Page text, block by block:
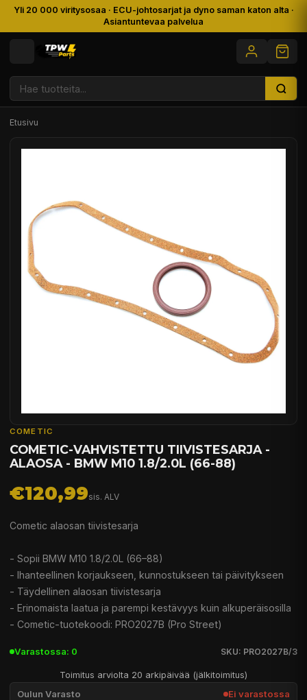
Yli 20 000 viritysosaa · ECU-johtosarjat ja dyno saman katon alta ·
Asiantuntevaa palvelua
Etusivu
COMETIC
COMETIC-VAHVISTETTU TIIVISTESARJA -
ALAOSA - BMW M10 1.8/2.0L (66-88)
€120,99sis. ALV
Cometic alaosan tiivistesarja
- Sopii BMW M10 1.8/2.0L (66–88)
- Ihanteellinen korjaukseen, kunnostukseen tai päivitykseen
- Täydellinen alaosan tiivistesarja
- Erinomaista laatua ja parempi kestävyys kuin alkuperäisosilla
- Cometic-tuotekoodi: PRO2027B (Pro Street)
Varastossa: 0 SKU: PRO2027B/3
Toimitus arviolta 20 arkipäivää (jälkitoimitus)
Oulun Varasto Ei varastossa